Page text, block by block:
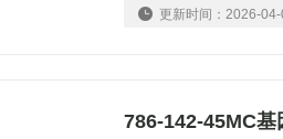
更新时间：2026-04-